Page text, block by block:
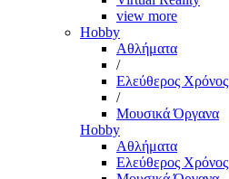
view more
Hobby
Αθλήματα
/
Ελεύθερος Χρόνος
/
Μουσικά Όργανα
Hobby
Αθλήματα
Ελεύθερος Χρόνος